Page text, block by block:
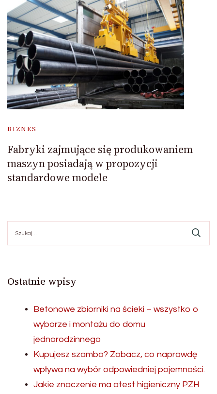
BIZNES
Fabryki zajmujące się produkowaniem
maszyn posiadają w propozycji
standardowe modele
Ostatnie wpisy
Betonowe zbiorniki na ścieki – wszystko o
wyborze i montażu do domu
jednorodzinnego
Kupujesz szambo? Zobacz, co naprawdę
wpływa na wybór odpowiedniej pojemności.
Jakie znaczenie ma atest higieniczny PZH